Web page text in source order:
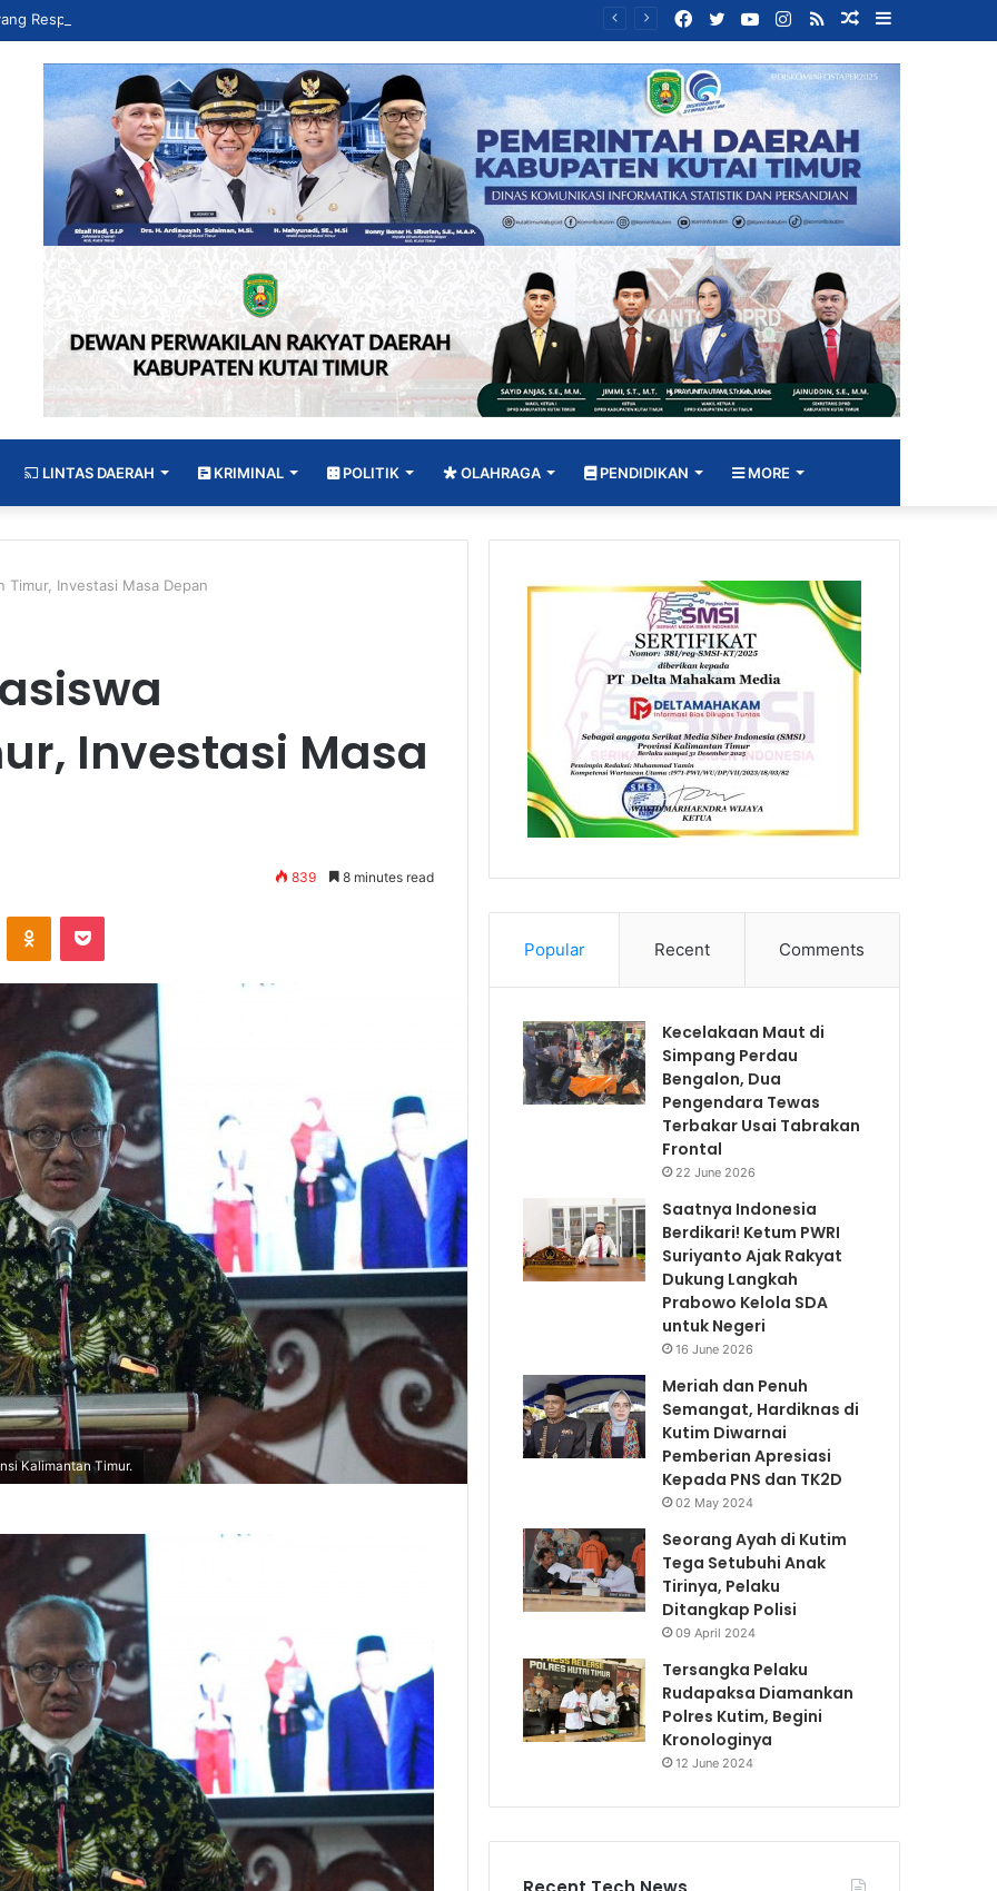
Random
Article
RSS
Instagram
YouTube
Twitter
Facebook
LINTAS DAERAH KRIMINAL POLITIK OLAHRAGA PENDIDIKAN MORE
Timur, Investasi Masa Depan
Investasi Masa
839 8 minutes read
Kalimantan Timur.
Popular Recent Comments
Kecelakaan Maut di
Simpang Perdau
Bengalon, Dua
Pengendara Tewas
Terbakar Usai Tabrakan
Frontal
22 June 2026
Saatnya Indonesia
Berdikari! Ketum PWRI
Suriyanto Ajak Rakyat
Dukung Langkah
Prabowo Kelola SDA
untuk Negeri
16 June 2026
Meriah dan Penuh
Semangat, Hardiknas di
Kutim Diwarnai
Pemberian Apresiasi
Kepada PNS dan TK2D
02 May 2024
Seorang Ayah di Kutim
Tega Setubuhi Anak
Tirinya, Pelaku
Ditangkap Polisi
09 April 2024
Tersangka Pelaku
Rudapaksa Diamankan
Polres Kutim, Begini
Kronologinya
12 June 2024